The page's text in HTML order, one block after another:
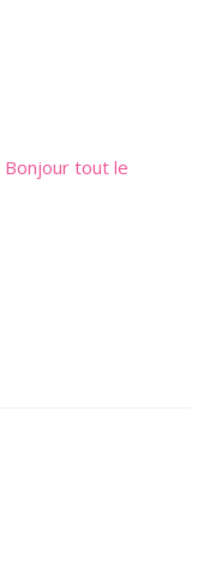
Bonjour tout le